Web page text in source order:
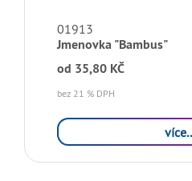
01913
Jmenovka "Bambus"
od 35,80 KČ
bez 21 % DPH